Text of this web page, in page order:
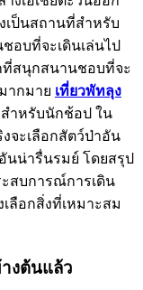
เป็นสถานที่สำหรับ
อบที่จะเดินเล่นไป
สนุกสนานชอบที่จะ
ากมาย เที่ยวพัทลุง
ำหรับนักช้อป ใน
จะเลือกสัตว์ป่าอัน
นน่ารื่นรมย์ โดยสรุป
ะสบการณ์การเดิน
ลือกสิ่งที่เหมาะสม
งต้นแล้ว